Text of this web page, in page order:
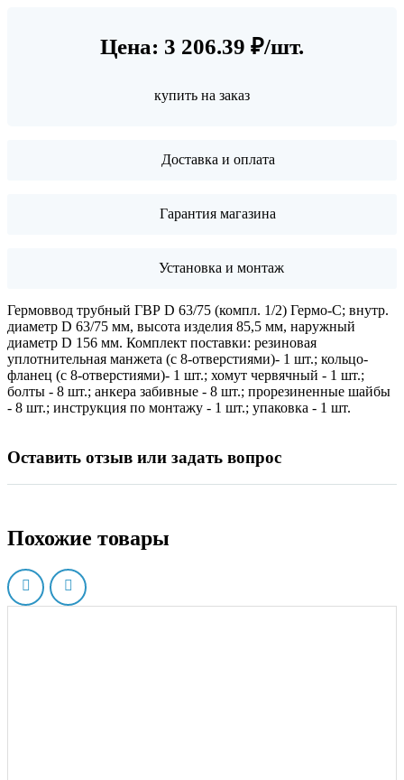
Цена: 3 206.39 ₽/шт.
купить на заказ
Доставка и оплата
Гарантия магазина
Установка и монтаж
Гермоввод трубный ГВР D 63/75 (компл. 1/2) Гермо-С; внутр.
диаметр D 63/75 мм, высота изделия 85,5 мм, наружный
диаметр D 156 мм. Комплект поставки: резиновая
уплотнительная манжета (с 8-отверстиями)- 1 шт.; кольцо-
фланец (с 8-отверстиями)- 1 шт.; хомут червячный - 1 шт.;
болты - 8 шт.; анкера забивные - 8 шт.; прорезиненные шайбы
- 8 шт.; инструкция по монтажу - 1 шт.; упаковка - 1 шт.
Оставить отзыв или задать вопрос
Похожие товары